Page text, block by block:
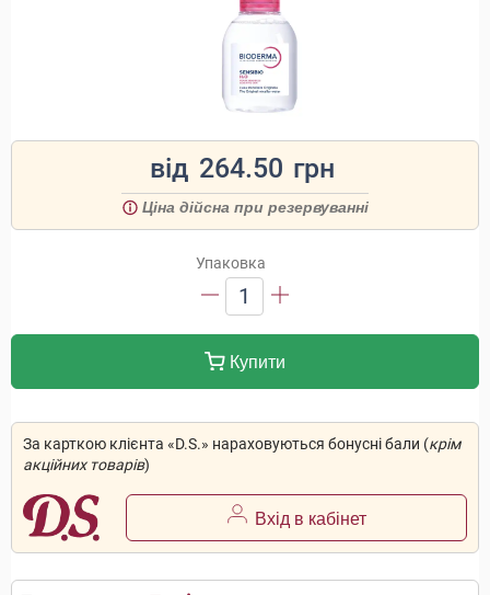
від 264.50 грн
Ціна дійсна при резервуванні
Упаковка
1
Купити
За карткою клієнта «D.S.» нараховуються бонусні бали (крім
акційних товарів)
Вхід в кабінет